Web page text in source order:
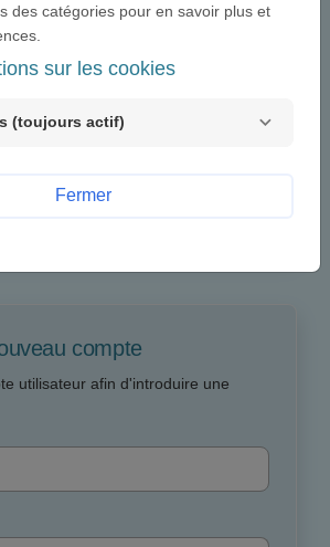
Se connecter
compte
utilisateur afin d'introduire une
des catégories pour en savoir plus et
sur les cookies
(toujours actif)
Fermer